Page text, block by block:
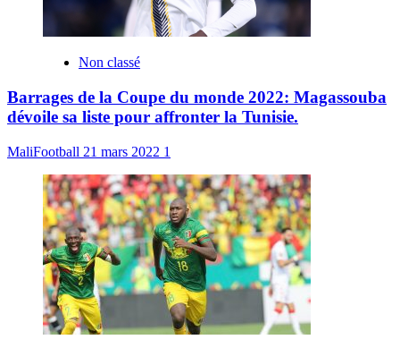
Non classé
Barrages de la Coupe du monde 2022: Magassouba
dévoile sa liste pour affronter la Tunisie.
MaliFootball 21 mars 2022 1